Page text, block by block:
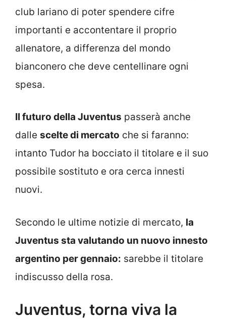
club lariano di poter spendere cifre
importanti e accontentare il proprio
allenatore, a differenza del mondo
bianconero che deve centellinare ogni
spesa.
Il futuro della Juventus passerà anche
dalle scelte di mercato che si faranno:
intanto Tudor ha bocciato il titolare e il suo
possibile sostituto e ora cerca innesti
nuovi.
Secondo le ultime notizie di mercato, la
Juventus sta valutando un nuovo innesto
argentino per gennaio: sarebbe il titolare
indiscusso della rosa.
Juventus, torna viva la